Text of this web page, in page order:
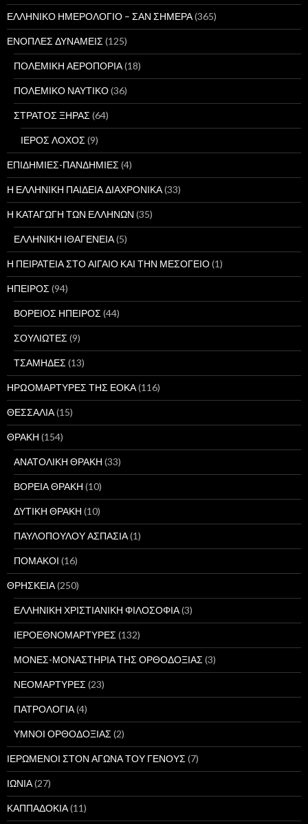
ΕΛΛΗΝΙΚΟ ΗΜΕΡΟΛΟΓΙΟ – ΣΑΝ ΣΗΜΕΡΑ(365)
ΕΝΟΠΛΕΣ ΔΥΝΑΜΕΙΣ (125)
ΠΟΛΕΜΙΚΗ ΑΕΡΟΠΟΡΙΑ(18)
ΠΟΛΕΜΙΚΟ ΝΑΥΤΙΚΟ(36)
ΣΤΡΑΤΟΣ ΞΗΡΑΣ (64)
ΙΕΡΟΣ ΛΟΧΟΣ (9)
ΕΠΙΔΗΜΙΕΣ-ΠΑΝΔΗΜΙΕΣ (4)
Η ΕΛΛΗΝΙΚΗ ΠΑΙΔΕΙΑ ΔΙΑΧΡΟΝΙΚΑ(33)
Η ΚΑΤΑΓΩΓΗ ΤΩΝ ΕΛΛΗΝΩΝ (35)
ΕΛΛΗΝΙΚΗ ΙΘΑΓΕΝΕΙΑ(5)
Η ΠΕΙΡΑΤΕΙΑ ΣΤΟ ΑΙΓΑΙΟ ΚΑΙ ΤΗΝ ΜΕΣΟΓΕΙΟ(1)
ΗΠΕΙΡΟΣ (94)
ΒΟΡΕΙΟΣ ΗΠΕΙΡΟΣ (44)
ΣΟΥΛΙΩΤΕΣ (9)
ΤΣΑΜΗΔΕΣ (13)
ΗΡΩΟΜΑΡΤΥΡΕΣ ΤΗΣ ΕΟΚΑ(116)
ΘΕΣΣΑΛΙΑ(15)
ΘΡΑΚΗ (154)
ΑΝΑΤΟΛΙΚΗ ΘΡΑΚΗ (33)
ΒΟΡΕΙΑ ΘΡΑΚΗ (10)
ΔΥΤΙΚΗ ΘΡΑΚΗ (10)
ΠΑΥΛΟΠΟΥΛΟΥ ΑΣΠΑΣΙΑ(1)
ΠΟΜΑΚΟΙ (16)
ΘΡΗΣΚΕΙΑ(250)
ΕΛΛΗΝΙΚΗ ΧΡΙΣΤΙΑΝΙΚΗ ΦΙΛΟΣΟΦΙΑ(3)
ΙΕΡΟΕΘΝΟΜΑΡΤΥΡΕΣ (132)
ΜΟΝΕΣ-ΜΟΝΑΣΤΗΡΙΑ ΤΗΣ ΟΡΘΟΔΟΞΙΑΣ (3)
ΝΕΟΜΑΡΤΥΡΕΣ (23)
ΠΑΤΡΟΛΟΓΙΑ(4)
ΥΜΝΟΙ ΟΡΘΟΔΟΞΙΑΣ (2)
ΙΕΡΩΜΕΝΟΙ ΣΤΟΝ ΑΓΩΝΑ ΤΟΥ ΓΕΝΟΥΣ (7)
ΙΩΝΙΑ(27)
ΚΑΠΠΑΔΟΚΙΑ(11)